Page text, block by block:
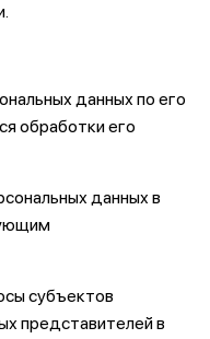
данных по его
обработки его
данных в
субъектов
представителей в